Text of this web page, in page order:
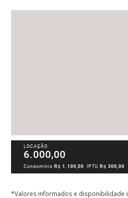
LOCAÇÃO
6.000,00
CondomínioR$ 1.100,00 IPTUR$ 300,00
*Valores informados e disponibilidade